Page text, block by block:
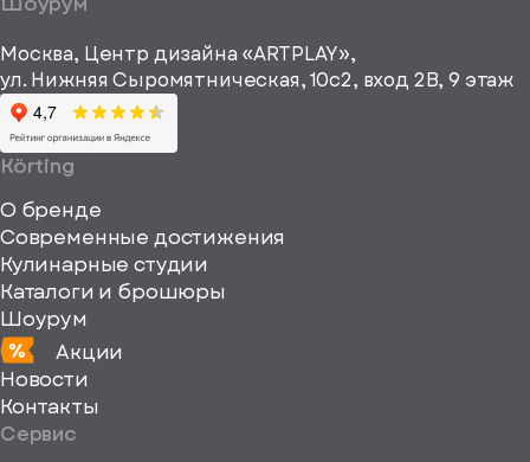
рекламные и
информационные
материалы
viewBox="0
0
Москва, Центр дизайна «ARTPLAY»,
ул. Нижняя Сыромятническая, 10с2, вход 2B, 9 этаж
Körting
О бренде
Современные достижения
Кулинарные студии
Каталоги и брошюры
Шоурум
Акции
Новости
Контакты
Сервис